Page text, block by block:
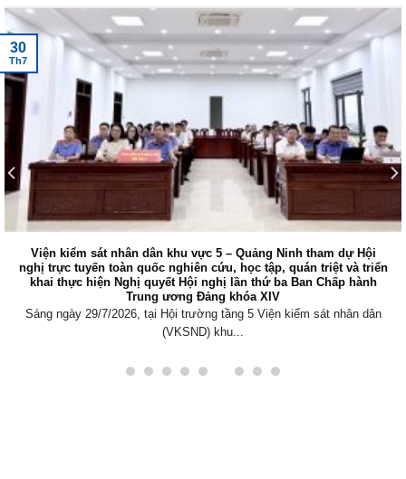
Viện kiểm sát nhân dân khu vực 5 – Quảng Ninh tham dự Hội
nghị trực tuyến toàn quốc nghiên cứu, học tập, quán triệt và triển
khai thực hiện Nghị quyết Hội nghị lần thứ ba Ban Chấp hành
Trung ương Đảng khóa XIV
Sáng ngày 29/7/2026, tại Hội trường tầng 5 Viện kiểm sát nhân dân
(VKSND) khu...
30
Th7